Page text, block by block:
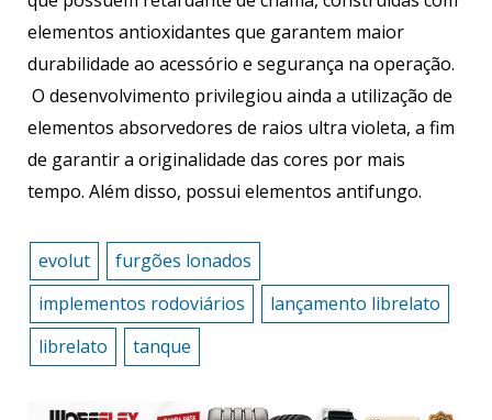
elementos antioxidantes que garantem maior
durabilidade ao acessório e segurança na operação.
O desenvolvimento privilegiou ainda a utilização de
elementos absorvedores de raios ultra violeta, a fim
de garantir a originalidade das cores por mais
tempo. Além disso, possui elementos antifungo.
evolut
furgões lonados
implementos rodoviários
lançamento librelato
librelato
tanque